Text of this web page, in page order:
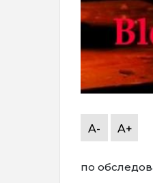
A- A+
по